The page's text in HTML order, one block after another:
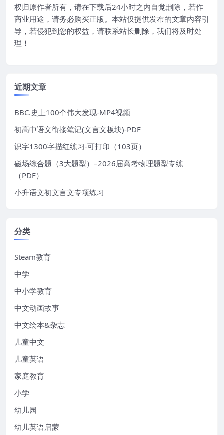
权归原作者所有，请在下载后24小时之内自觉删除，若作
商业用途，请务必购买正版。本站仅提供发布的文章内容引
导，若侵犯到您的权益，请联系站长删除，我们将及时处
理！
近期文章
BBC.史上100个伟大发现-MP4视频
初高中语文衔接笔记(文言文板块)-PDF
识字1300字描红练习-可打印（103页）
磁场综合题（3大题型）–2026届高考物理题型专练
（PDF）
小升语文初文言文专项练习
分类
Steam教育
中学
中小学教育
中文动画故事
中文绘本&杂志
儿童中文
儿童英语
家庭教育
小学
幼儿园
幼儿英语启蒙